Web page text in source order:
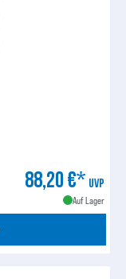
88,20 €* UVP
Auf Lager